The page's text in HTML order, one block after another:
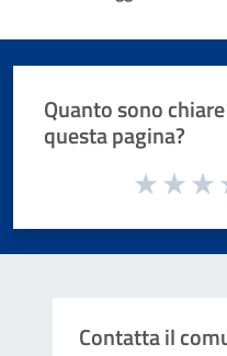
Quanto sono
questa pagina?
Valuta da 1 a 5 stelle la
Contatta il